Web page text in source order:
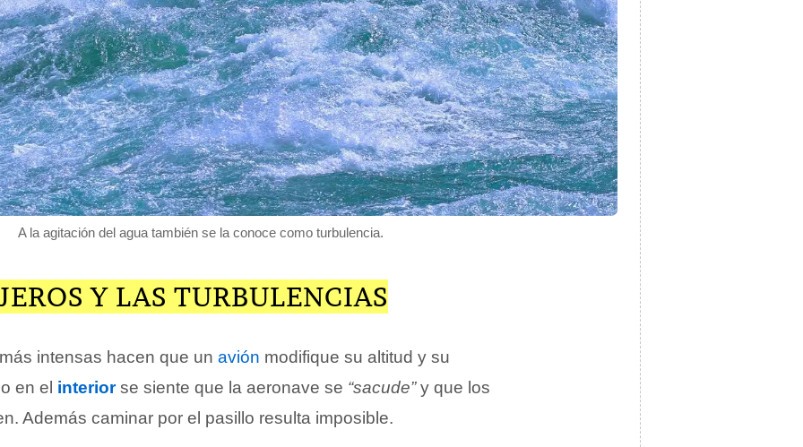
A la agitación del agua también se la conoce como turbulencia.
Y LAS TURBULENCIAS
intensas hacen que un avión modifique su altitud y su
en el interiorse siente que la aeronave se “sacude”y que los
Además caminar por el pasillo resulta imposible.